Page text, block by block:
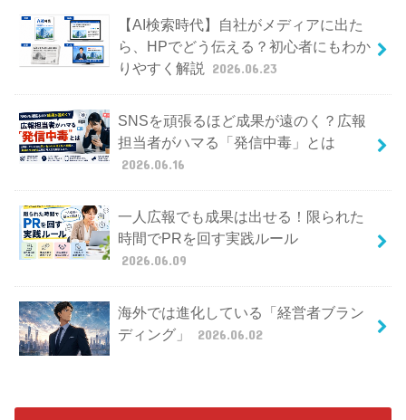
【AI検索時代】自社がメディアに出た
ら、HPでどう伝える？初心者にもわか
りやすく解説
2026.06.23
SNSを頑張るほど成果が遠のく？広報
担当者がハマる「発信中毒」とは
2026.06.16
一人広報でも成果は出せる！限られた
時間でPRを回す実践ルール
2026.06.09
海外では進化している「経営者ブラン
ディング」
2026.06.02